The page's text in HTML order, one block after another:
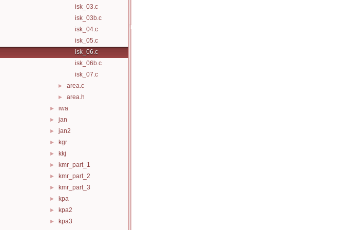
isk_03.c
isk_03b.c
isk_04.c
isk_05.c
isk_06.c
isk_06b.c
isk_07.c
► area.c
► area.h
► iwa
► jan
► jan2
► kgr
► kkj
► kmr_part_1
► kmr_part_2
► kmr_part_3
► kpa
► kpa2
► kpa3